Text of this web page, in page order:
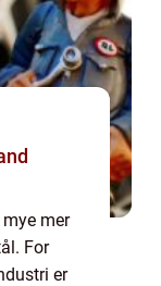
mer
For
er